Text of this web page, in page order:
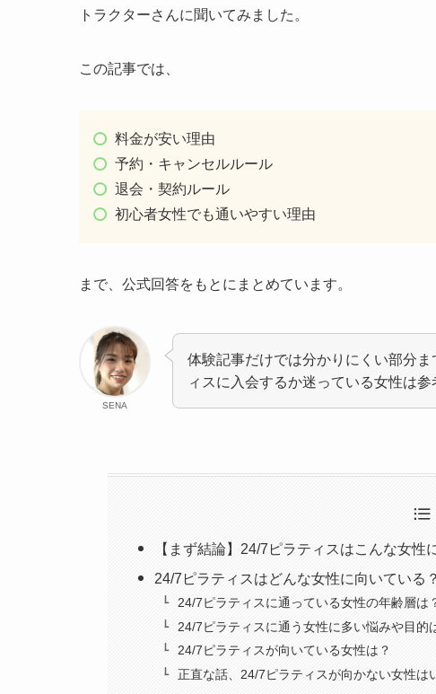
トラクターさんに聞いてみました。
この記事では、
料金が安い理由
予約・キャンセルルール
退会・契約ルール
初心者女性でも通いやすい理由
まで、公式回答をもとにまとめています。
SENA
体験記事だけでは分かりにくい部分
ィスに入会するか迷っている女性は参
【まず結論】24/7ピラティスはこんな女性
24/7ピラティスはどんな女性に向いている
24/7ピラティスに通っている女性の年齢層は
24/7ピラティスに通う女性に多い悩みや目的
24/7ピラティスが向いている女性は？
正直な話、24/7ピラティスが向かない女性は